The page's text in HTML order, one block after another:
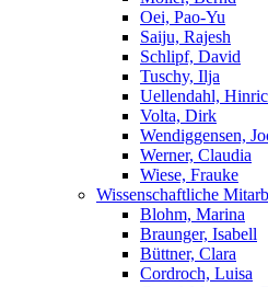
Oei, Pao-Yu
Saiju, Rajesh
Schlipf, David
Tuschy, Ilja
Uellendahl,
Volta, Dirk
Wendiggensen,
Werner, Claudia
Wiese, Frauke
Wissenschaftliche
Blohm, Marina
Braunger, Isabell
Büttner, Clara
Cordroch, Luisa